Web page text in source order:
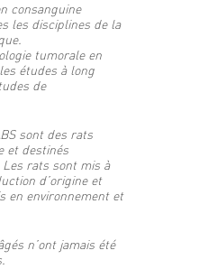
consanguine
les disciplines de la
tumorale en
études à long
de
sont des rats
et destinés
rats sont mis à
d’origine et
en environnement et
n’ont jamais été